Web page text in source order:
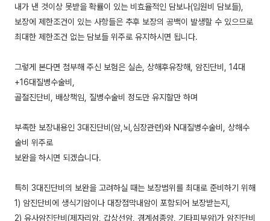
내가 낸 것이상 못받을 확률이 있는 비효율적인 담보나(입원비 담보들),
보장에 제한조건이 있는 사항들은 추후 보장의 공백이 발생할 수 있으므로
최대한 제한조건 없는 담보들 위주로 유지하시면 됩니다.
그렇게 본다면 첨부해 주신 보험은 실손, 상해후유장해, 암진단비, 14대
+16대질병수술비,
골절진단비, 배상책임, 질병수술비 정도만 유지할만 하며
부족한 보장내용인 3대진단비(암,뇌,심장관련)와 N대질병수술비, 상해수
술비 위주로
보완을 하시면 되겠습니다.
특히 3대진단비의 보완을 고려하실 때는 보장범위를 최대로 준비하기 위해
1) 암진단비에 생식기암이나 대장점막내암이 포함되어 보장받는지,
2) 유사암진단비(제자리암, 갑상선암, 경계성종양, 기타피부암)가 암진단비